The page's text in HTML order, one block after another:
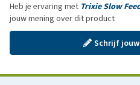
Heb je ervaring met Trixie Slow
jouw mening over dit product
Schrijf